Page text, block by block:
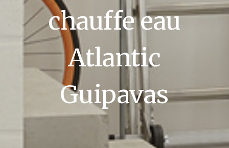
chauffe eau
Atlantic
Guipavas